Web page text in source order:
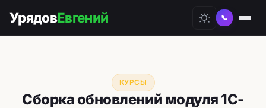
УрядовЕвгений 📞
КУРСЫ
Сборка обновлений модуля 1С-